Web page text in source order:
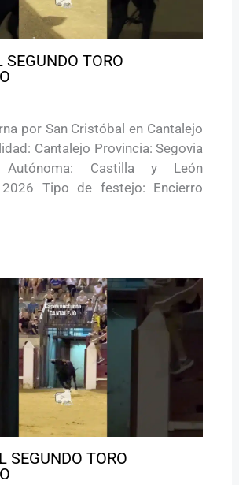
SEGUNDO TORO
por San Cristóbal en Cantalejo
Cantalejo Provincia: Segovia
Autónoma: Castilla y León
2026 Tipo de festejo: Encierro
SEGUNDO TORO